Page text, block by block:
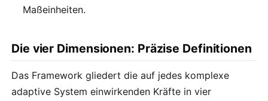
Maßeinheiten.
Die vier Dimensionen: Präzise Definitionen
Das Framework gliedert die auf jedes komplexe
adaptive System einwirkenden Kräfte in vier